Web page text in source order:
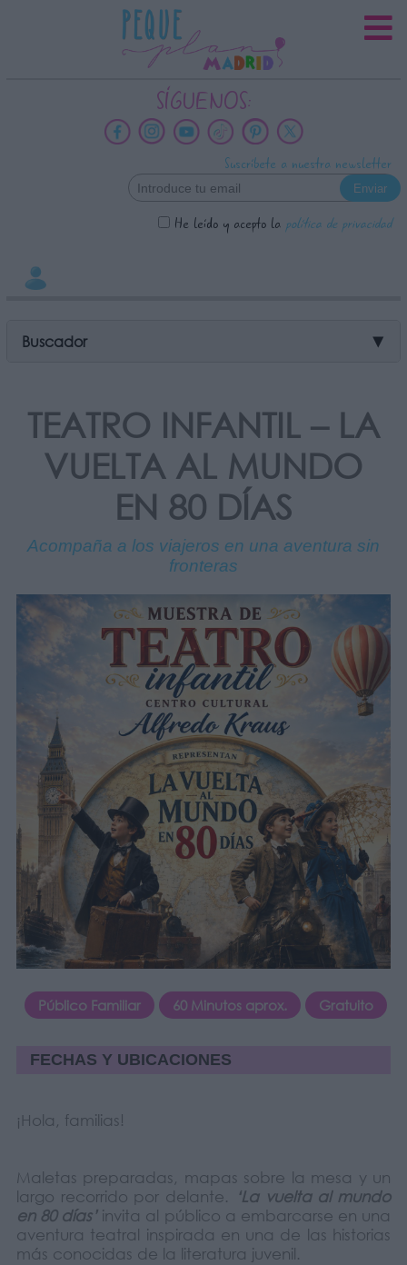
SÍGUENOS:
Suscríbete a nuestra newsletter
He leído y acepto la política de privacidad
Buscador ▼
TEATRO INFANTIL – LA
VUELTA AL MUNDO
EN 80 DÍAS
Acompaña a los viajeros en una aventura sin
fronteras
Público Familiar 60 Minutos aprox. Gratuito
FECHAS Y UBICACIONES
¡Hola, familias!
Maletas preparadas, mapas sobre la mesa y un
largo recorrido por delante.
‘La vuelta al mundo
en 80 días’invita al público a embarcarse en una
aventura teatral inspirada en una de las historias
más conocidas de la literatura juvenil.
INFORMACION SOBRE LA
PROTECCIÓN DE TUS DATOS
Datos tratados:
Información adicional